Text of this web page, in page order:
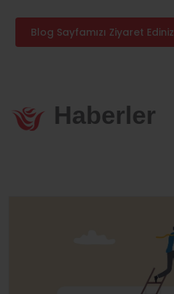
Blog Sayfamızı Ziyaret Ediniz
Haberler